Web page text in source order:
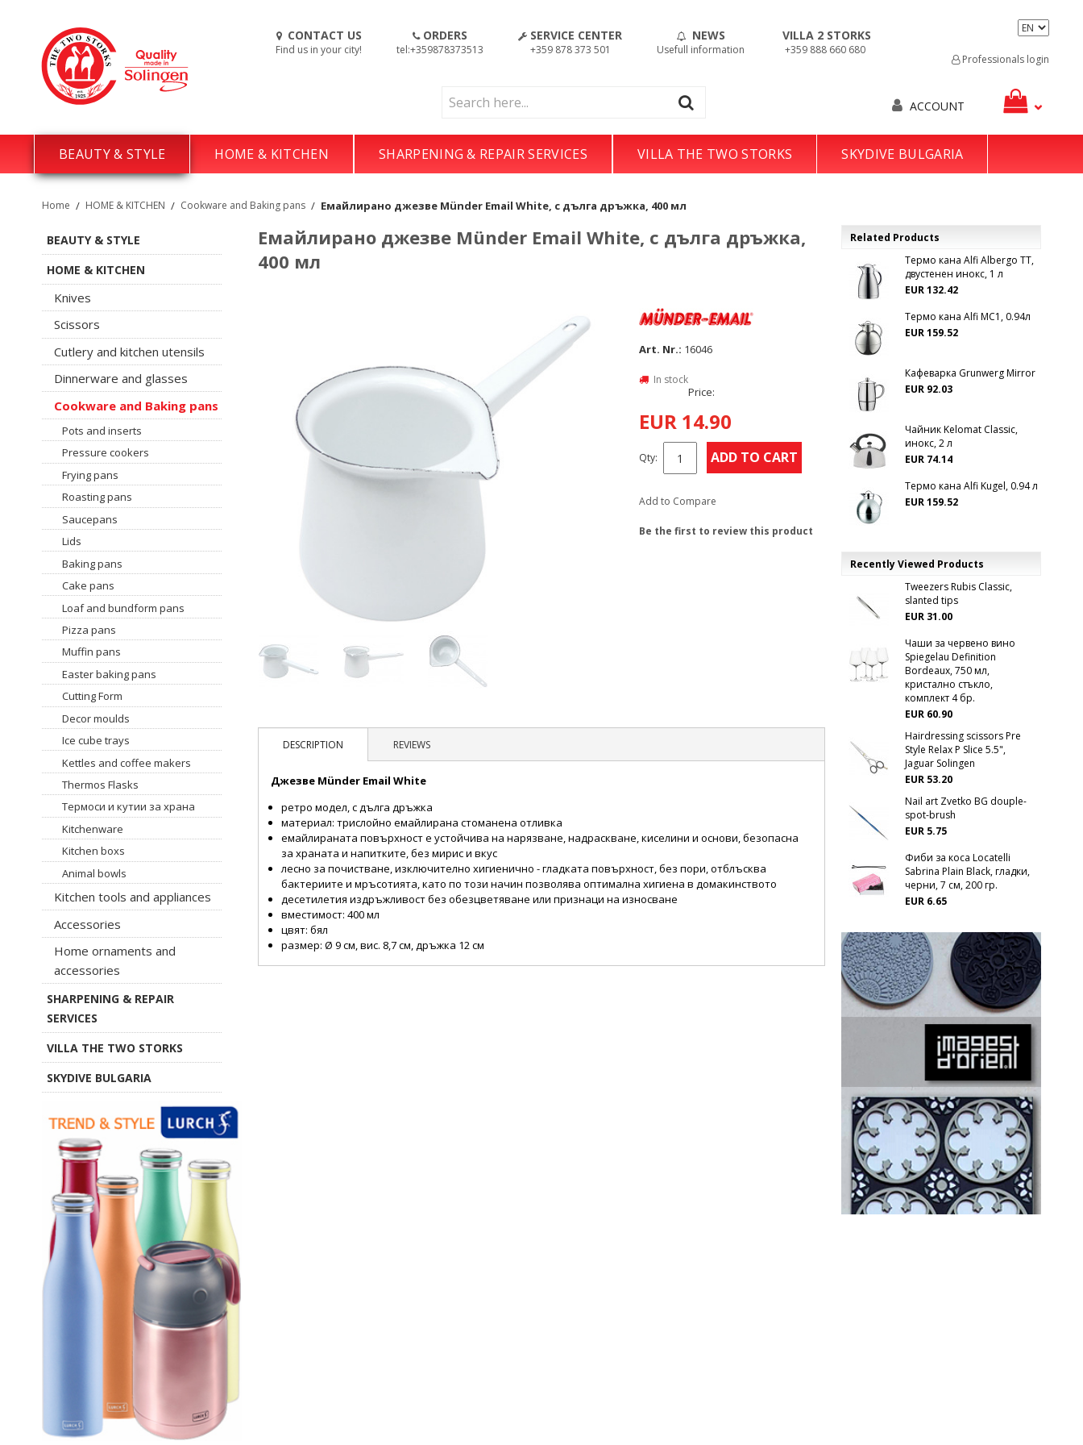
CONTACT US
Find us in your city!
ORDERS
tel:+359878373513
SERVICE CENTER
+359 878 373 501
NEWS
Usefull information
VILLA 2 STORKS
+359 888 660 680
Professionals login
ACCOUNT
BEAUTY & STYLE HOME & KITCHEN SHARPENING & REPAIR SERVICES VILLA THE TWO STORKS SKYDIVE BULGARIA
Home / HOME & KITCHEN / Cookware and Baking pans / Емайлирано джезве Münder Email White, с дълга дръжка, 400 мл
Емайлирано джезве Münder Email White, с дълга дръжка,
400 мл
Art. Nr.: 16046
In stock
Price:
EUR 14.90
Qty: ADD TO CART
Add to Compare
Be the first to review this product
DESCRIPTION REVIEWS
Джезве Münder Email White
ретро модел, с дълга дръжка
материал: трислойно емайлирана стоманена отливка
емайлираната повърхност е устойчива на нарязване, надраскване, киселини и основи, безопасна
за храната и напитките, без мирис и вкус
лесно за почистване, изключително хигиенично - гладката повърхност, без пори, отблъсква
бактериите и мръсотията, като по този начин позволява оптимална хигиена в домакинството
десетилетия издръжливост без обезцветяване или признаци на износване
вместимост: 400 мл
цвят: бял
размер: Ø 9 см, вис. 8,7 см, дръжка 12 см
BEAUTY & STYLE
HOME & KITCHEN
Knives
Scissors
Cutlery and kitchen utensils
Dinnerware and glasses
Cookware and Baking pans
Pots and inserts
Pressure cookers
Frying pans
Roasting pans
Saucepans
Lids
Baking pans
Cake pans
Loaf and bundform pans
Pizza pans
Muffin pans
Easter baking pans
Cutting Form
Decor moulds
Ice cube trays
Kettles and coffee makers
Thermos Flasks
Термоси и кутии за храна
Kitchenware
Kitchen boxs
Animal bowls
Kitchen tools and appliances
Accessories
Home ornaments and
accessories
SHARPENING & REPAIR
SERVICES
VILLA THE TWO STORKS
SKYDIVE BULGARIA
Related Products
Термо кана Alfi Albergo TT,
двустенен инокс, 1 л
EUR 132.42
Термо кана Alfi MC1, 0.94л
EUR 159.52
Кафеварка Grunwerg Mirror
EUR 92.03
Чайник Kelomat Classic,
инокс, 2 л
EUR 74.14
Термо кана Alfi Kugel, 0.94 л
EUR 159.52
Recently Viewed Products
Tweezers Rubis Classic,
slanted tips
EUR 31.00
Чаши за червено вино
Spiegelau Definition
Bordeaux, 750 мл,
кристално стъкло,
комплект 4 бр.
EUR 60.90
Hairdressing scissors Pre
Style Relax P Slice 5.5",
Jaguar Solingen
EUR 53.20
Nail art Zvetko BG douple-
spot-brush
EUR 5.75
Фиби за коса Locatelli
Sabrina Plain Black, гладки,
черни, 7 см, 200 гр.
EUR 6.65